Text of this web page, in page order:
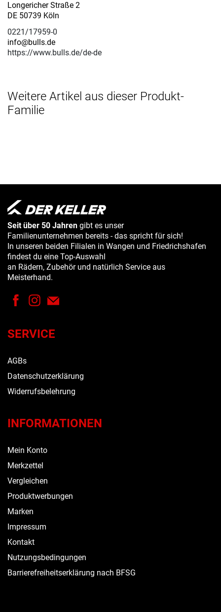
Longericher Straße 2
DE 50739 Köln
0221/17959-0
info@bulls.de
https://www.bulls.de/de-de
Weitere Artikel aus dieser Produkt-
Familie
Seit über 50 Jahren gibt es unser
Familienunternehmen bereits - das spricht für sich!
In unseren beiden Filialen in Wangen und Friedrichshafen
findest du eine Top-Auswahl
an Rädern, Zubehör und natürlich Service aus
Meisterhand.
SERVICE
AGBs
Datenschutzerklärung
Widerrufsbelehrung
INFORMATIONEN
Mein Konto
Merkzettel
Vergleichen
Produktwerbungen
Marken
Impressum
Kontakt
Nutzungsbedingungen
Barrierefreiheitserklärung nach BFSG